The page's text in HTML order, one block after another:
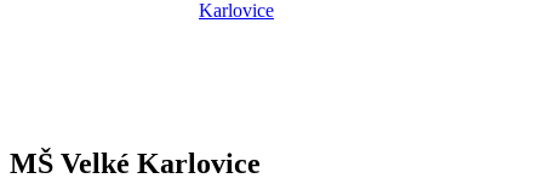
MŠ Velké Karlovice